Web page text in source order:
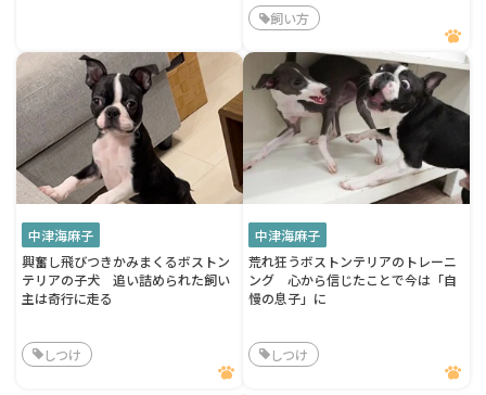
飼い方
中津海麻子
興奮し飛びつきかみまくるボストン
テリアの子犬 追い詰められた飼い
主は奇行に走る
しつけ
中津海麻子
荒れ狂うボストンテリアのトレーニ
ング 心から信じたことで今は「自
慢の息子」に
しつけ